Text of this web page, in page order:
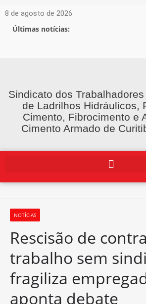
8 de agosto de 2026
Últimas notícias:
Sindicato dos
de Ladrilhos Hidráulicos,
Cimento, Fibrocimento e
Cimento Armado de
NOTÍCIAS
Rescisão de
trabalho sem
fragiliza
aponta debate